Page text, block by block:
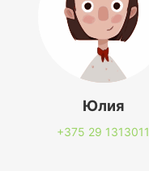
Юлия
+375 29 1313011